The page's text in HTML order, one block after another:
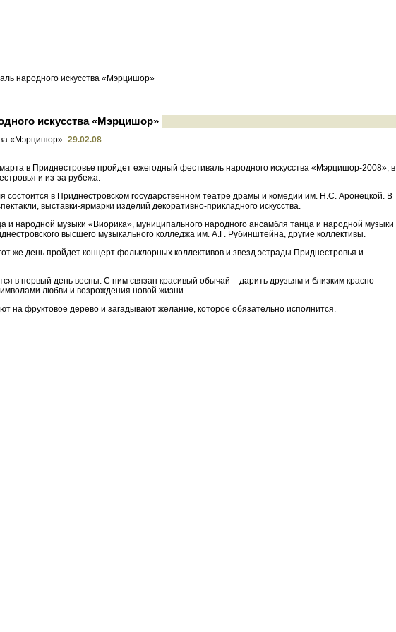
народного искусства «Мэрцишор»
искусства «Мэрцишор»
29.02.08
в Приднестровье пройдет ежегодный фестиваль народного искусства «Мэрцишор-2008», в
и из-за рубежа.
состоится в Приднестровском государственном театре драмы и комедии им. Н.С. Аронецкой. В
выставки-ярмарки изделий декоративно-прикладного искусства.
и народной музыки «Виорика», муниципального народного ансамбля танца и народной музыки
высшего музыкального колледжа им. А.Г. Рубинштейна, другие коллективы.
же день пройдет концерт фольклорных коллективов и звезд эстрады Приднестровья и
в первый день весны. С ним связан красивый обычай – дарить друзьям и близким красно-
любви и возрождения новой жизни.
на фруктовое дерево и загадывают желание, которое обязательно исполнится.